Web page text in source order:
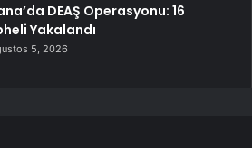
DEAŞ Operasyonu: 16
Yakalandı
5, 2026